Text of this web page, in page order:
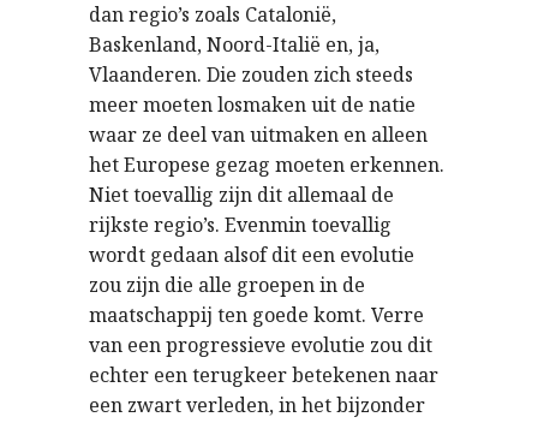
dan regio’s zoals Catalonië,
Baskenland, Noord-Italië en, ja,
Vlaanderen. Die zouden zich steeds
meer moeten losmaken uit de natie
waar ze deel van uitmaken en alleen
het Europese gezag moeten erkennen.
Niet toevallig zijn dit allemaal de
rijkste regio’s. Evenmin toevallig
wordt gedaan alsof dit een evolutie
zou zijn die alle groepen in de
maatschappij ten goede komt. Verre
van een progressieve evolutie zou dit
echter een terugkeer betekenen naar
een zwart verleden, in het bijzonder